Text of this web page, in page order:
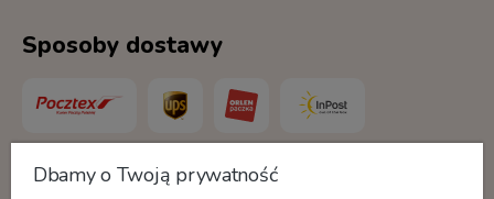
Sposoby dostawy
Formy płatności
Dbamy o Twoją prywatność